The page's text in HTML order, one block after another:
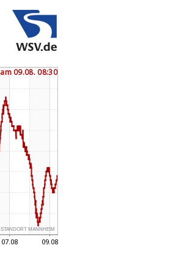
STANDORT MANNHEIM